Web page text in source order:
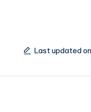
Last updated